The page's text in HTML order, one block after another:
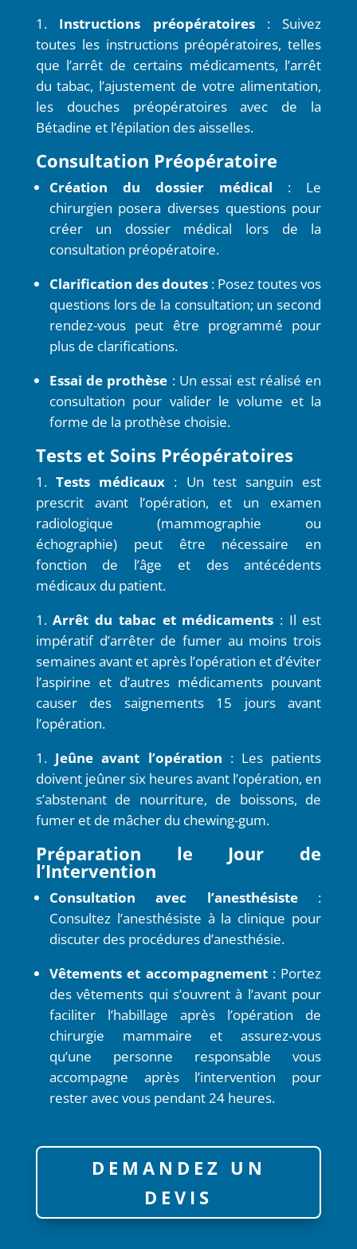
Instructions préopératoires: Suivez
toutes les instructions préopératoires, telles
que l’arrêt de certains médicaments, l’arrêt
du tabac, l’ajustement de votre alimentation,
les douches préopératoires avec de la
Bétadine et l’épilation des aisselles.
Consultation Préopératoire
Création du dossier médical : Le
chirurgien posera diverses questions pour
créer un dossier médical lors de la
consultation préopératoire.
Clarification des doutes: Posez toutes vos
questions lors de la consultation; un second
rendez-vous peut être programmé pour
plus de clarifications.
Essai de prothèse : Un essai est réalisé en
consultation pour valider le volume et la
forme de la prothèse choisie.
Tests et Soins Préopératoires
Tests médicaux : Un test sanguin est
prescrit avant l’opération, et un examen
radiologique (mammographie ou
échographie) peut être nécessaire en
fonction de l’âge et des antécédents
médicaux du patient.
Arrêt du tabac et médicaments : Il est
impératif d’arrêter de fumer au moins trois
semaines avant et après l’opération et d’éviter
l’aspirine et d’autres médicaments pouvant
causer des saignements 15 jours avant
l’opération.
Jeûne avant l’opération : Les patients
doivent jeûner six heures avant l’opération, en
s’abstenant de nourriture, de boissons, de
fumer et de mâcher du chewing-gum.
Préparation le Jour de
l’Intervention
Consultation avec l’anesthésiste:
Consultez l’anesthésiste à la clinique pour
discuter des procédures d’anesthésie.
Vêtements et accompagnement: Portez
des vêtements qui s’ouvrent à l’avant pour
faciliter l’habillage après l’opération de
chirurgie mammaire et assurez-vous
qu’une personne responsable vous
accompagne après l’intervention pour
rester avec vous pendant 24 heures.
DEMANDEZ UN
DEVIS